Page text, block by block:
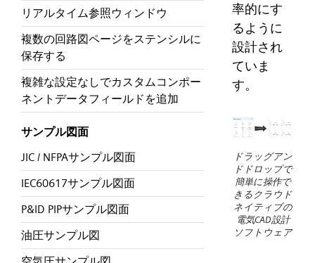
リアルタイム参照ウィンドウ
複数の回路図ページをステンシルに
保存する
複雑な設定なしでカスタムコンポー
ネントデータフィールドを追加
サンプル図面
JIC / NFPAサンプル図面
IEC60617サンプル図面
P&ID PIPサンプル図面
油圧サンプル図
率的にす
るように
設計され
ていま
す。
ドラッグアン
ドドロップで
簡単に操作で
きるクラウド
ネイティブの
電気CAD設計
ソフトウェア